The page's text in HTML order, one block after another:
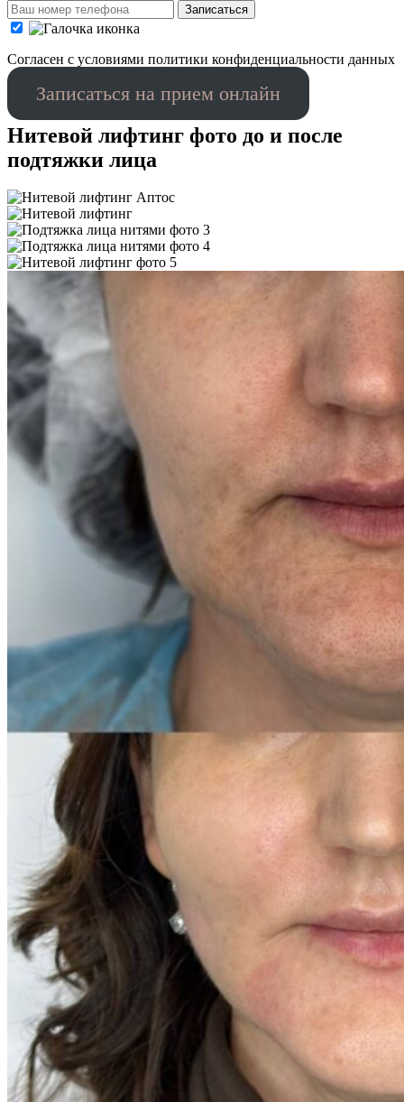
Записаться
Cогласен с условиями политики конфиденциальности данных
Записаться на прием онлайн
Нитевой лифтинг фото до и после
подтяжки лица